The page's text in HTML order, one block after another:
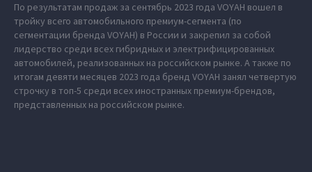
По результатам продаж за сентябрь 2023 года VOYAH вошел в
тройку всего автомобильного премиум-сегмента (по
сегментации бренда VOYAH) в России и закрепил за собой
лидерство среди всех гибридных и электрифицированных
автомобилей, реализованных на российском рынке. А также по
итогам девяти месяцев 2023 года бренд VOYAH занял четвертую
строчку в топ-5 среди всех иностранных премиум-брендов,
представленных на российском рынке.